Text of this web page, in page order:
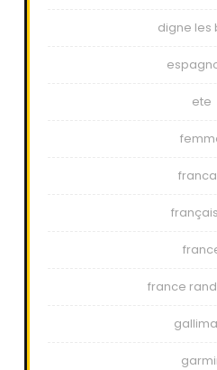
digne les
ete
france